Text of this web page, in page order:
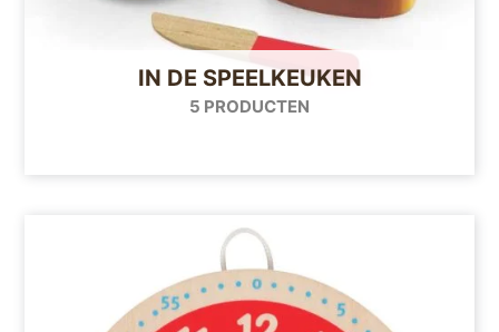
IN DE SPEELKEUKEN
5 PRODUCTEN